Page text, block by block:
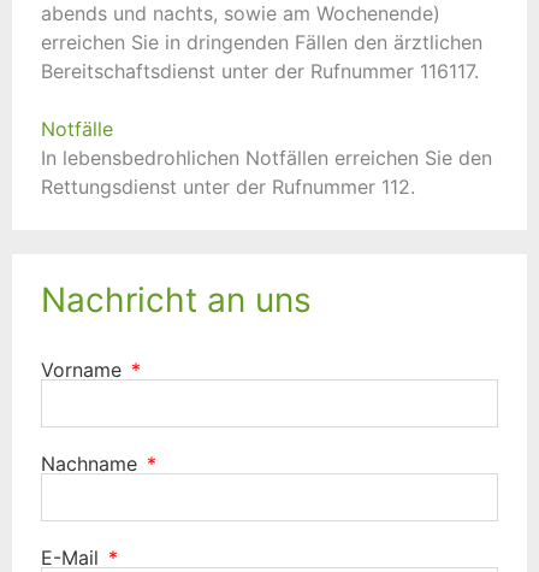
abends und nachts, sowie am Wochenende)
erreichen Sie in dringenden Fällen den ärztlichen
Bereitschaftsdienst unter der Rufnummer 116117.
Notfälle
In lebensbedrohlichen Notfällen erreichen Sie den
Rettungsdienst unter der Rufnummer 112.
Nachricht an uns
Vorname
Nachname
E-Mail